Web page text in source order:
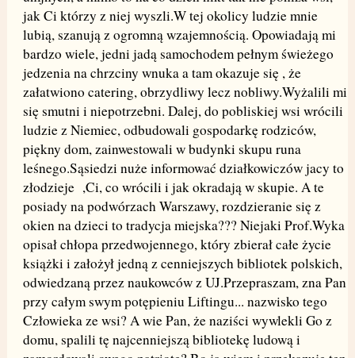
jak Ci którzy z niej wyszli.W tej okolicy ludzie mnie
lubią, szanują z ogromną wzajemnością. Opowiadają mi
bardzo wiele, jedni jadą samochodem pełnym świeżego
jedzenia na chrzciny wnuka a tam okazuje się , że
załatwiono catering, obrzydliwy lecz nobliwy.Wyżalili mi
się smutni i niepotrzebni. Dalej, do pobliskiej wsi wrócili
ludzie z Niemiec, odbudowali gospodarkę rodziców,
piękny dom, zainwestowali w budynki skupu runa
leśnego.Sąsiedzi nuże informować działkowiczów jacy to
złodzieje ,Ci, co wrócili i jak okradają w skupie. A te
posiady na podwórzach Warszawy, rozdzieranie się z
okien na dzieci to tradycja miejska??? Niejaki Prof.Wyka
opisał chłopa przedwojennego, który zbierał całe życie
książki i założył jedną z cenniejszych bibliotek polskich,
odwiedzaną przez naukowców z UJ.Przepraszam, zna Pan
przy całym swym potępieniu Liftingu... nazwisko tego
Człowieka ze wsi? A wie Pan, że naziści wywlekli Go z
domu, spalili tę najcenniejszą bibliotekę ludową i